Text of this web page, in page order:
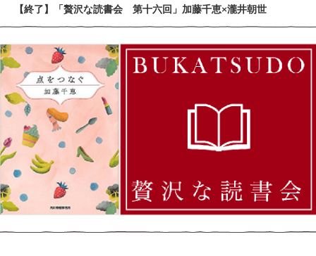
【終了】「贅沢な読書会 第十六回」加藤千恵×瀧井朝世
る
利
用
す
る
RENTAL
SPACE
FLOW（ご
利用の流
れ）
KITCHEN
LOUNGE
BUSHITSU